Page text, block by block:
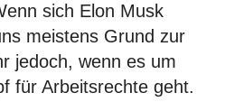
sich Elon Musk
meistens Grund zur
jedoch, wenn es um
für Arbeitsrechte geht.